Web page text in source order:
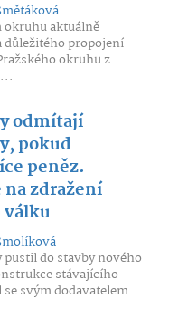
okruhu aktuálně
propojení
okruhu z
odmítají
pokud
peněz.
zdražení
válku
pustil do stavby nového
stávajícího
svým dodavatelem